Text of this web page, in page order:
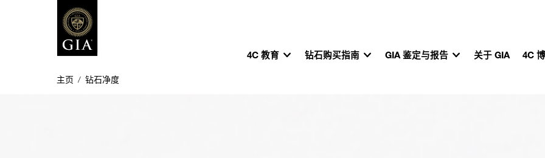
4C 教育 钻石购买指南 GIA 鉴定与报告 关于 GIA 4C
主页 / 钻石净度